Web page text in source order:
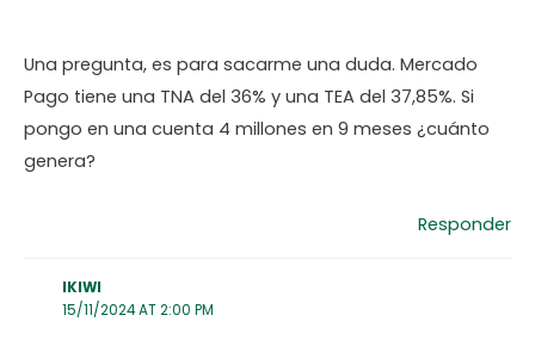
Una pregunta, es para sacarme una duda. Mercado
Pago tiene una TNA del 36% y una TEA del 37,85%. Si
pongo en una cuenta 4 millones en 9 meses ¿cuánto
genera?
Responder
IKIWI
15/11/2024 AT 2:00 PM